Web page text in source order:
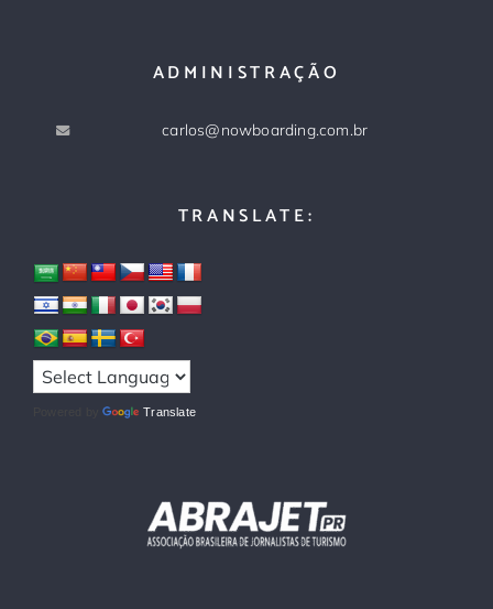
ADMINISTRAÇÃO
carlos@nowboarding.com.br
TRANSLATE:
Powered by Translate